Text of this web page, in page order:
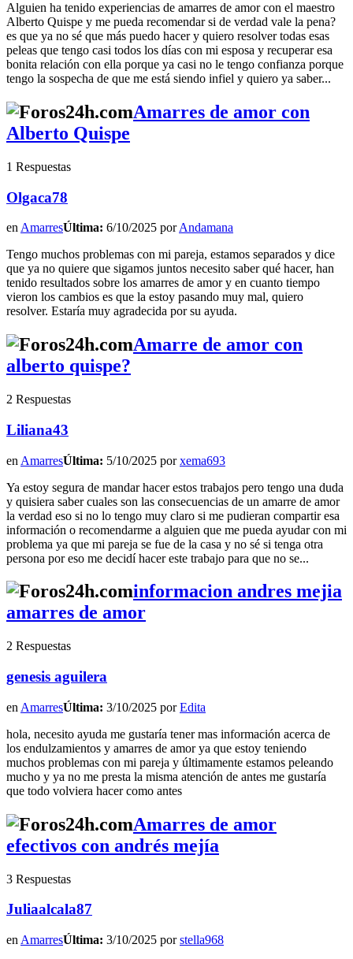
Alguien ha tenido experiencias de amarres de amor con el maestro
Alberto Quispe y me pueda recomendar si de verdad vale la pena?
es que ya no sé que más puedo hacer y quiero resolver todas esas
peleas que tengo casi todos los días con mi esposa y recuperar esa
bonita relación con ella porque ya casi no le tengo confianza porque
tengo la sospecha de que me está siendo infiel y quiero ya saber...
Amarres de amor con
Alberto Quispe
1 Respuestas
Olgaca78
en AmarresÚltima: 6/10/2025 porAndamana
Tengo muchos problemas con mi pareja, estamos separados y dice
que ya no quiere que sigamos juntos necesito saber qué hacer, han
tenido resultados sobre los amarres de amor y en cuanto tiempo
vieron los cambios es que la estoy pasando muy mal, quiero
resolver. Estaría muy agradecida por su ayuda.
Amarre de amor con
alberto quispe?
2 Respuestas
Liliana43
en AmarresÚltima: 5/10/2025 porxema693
Ya estoy segura de mandar hacer estos trabajos pero tengo una duda
y quisiera saber cuales son las consecuencias de un amarre de amor
la verdad eso si no lo tengo muy claro si me pudieran compartir esa
información o recomendarme a alguien que me pueda ayudar con mi
problema ya que mi pareja se fue de la casa y no sé si tenga otra
persona por eso me decidí hacer este trabajo para que no se...
informacion andres mejia
amarres de amor
2 Respuestas
genesis aguilera
en AmarresÚltima: 3/10/2025 porEdita
hola, necesito ayuda me gustaría tener mas información acerca de
los endulzamientos y amarres de amor ya que estoy teniendo
muchos problemas con mi pareja y últimamente estamos peleando
mucho y ya no me presta la misma atención de antes me gustaría
que todo volviera hacer como antes
Amarres de amor
efectivos con andrés mejía
3 Respuestas
Juliaalcala87
en AmarresÚltima: 3/10/2025 porstella968